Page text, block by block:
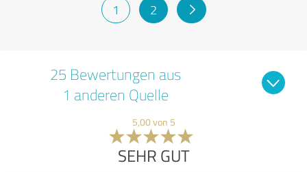
1 2
25 Bewertungen aus
1 anderen Quelle
5,00 von 5
SEHR GUT